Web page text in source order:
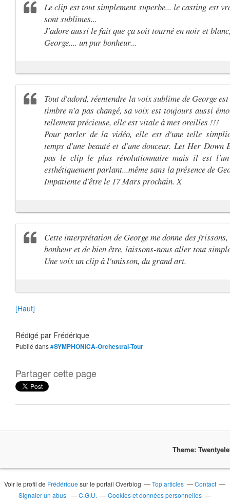
Le clip est tout simplement superbe... le casting est
sont sublimes...
J'adore aussi le fait que ça soit tourné en noir et
George.... un pur bonheur...
Tout d'adord, réentendre la voix sublime de George
timbre n'a pas changé, sa voix est toujours aussi
tellement précieuse, elle est vitale à mes oreilles !!!
Pour parler de la vidéo, elle est d'une telle
temps d'une beauté et d'une douceur. Let Her Down
pas le clip le plus révolutionnaire mais il est
esthétiquement parlant...même sans la présence de
Impatiente d'être le 17 Mars prochain. X
Cette interprétation de George me donne des
bonheur et de bien être, laissons-nous aller tout
Une voix un clip à l'unisson, du grand art.
[Haut]
Rédigé par Frédérique
Publié dans#SYMPHONICA-Orchestral-Tour
Partager cette page
Theme:
Voir le profil de Frédérique sur le portail Overblog Top articles
Contact
Signaler un abus
C.G.U.
Cookies et données personnelles